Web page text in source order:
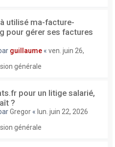
utilisé ma-facture-
pour gérer ses factures
guillaume « ven. juin 26,
générale
pour un litige salarié,
?
Gregor « lun. juin 22, 2026
générale